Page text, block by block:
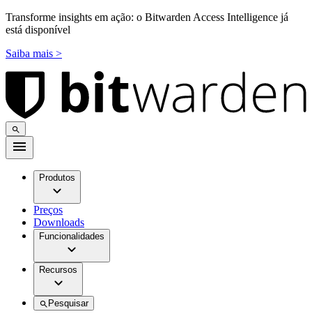
Transforme insights em ação: o Bitwarden Access Intelligence já
está disponível
Saiba mais >
Produtos
Preços
Downloads
Funcionalidades
Recursos
Pesquisar